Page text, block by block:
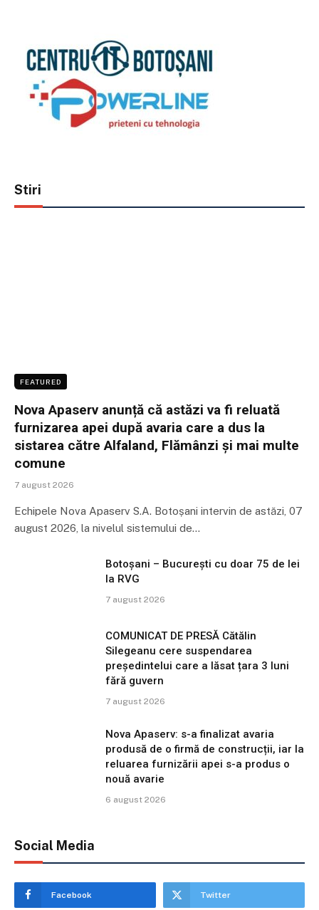
Stiri
FEATURED
Nova Apaserv anunță că astăzi va fi reluată
furnizarea apei după avaria care a dus la
sistarea către Alfaland, Flămânzi și mai multe
comune
7 august 2026
Echipele Nova Apaserv S.A. Botoșani intervin de astăzi, 07
august 2026, la nivelul sistemului de…
Botoșani – București cu doar 75 de lei
la RVG
7 august 2026
COMUNICAT DE PRESĂ Cătălin
Silegeanu cere suspendarea
președintelui care a lăsat țara 3 luni
fără guvern
7 august 2026
Nova Apaserv: s-a finalizat avaria
produsă de o firmă de construcții, iar la
reluarea furnizării apei s-a produs o
nouă avarie
6 august 2026
Social Media
Facebook Twitter